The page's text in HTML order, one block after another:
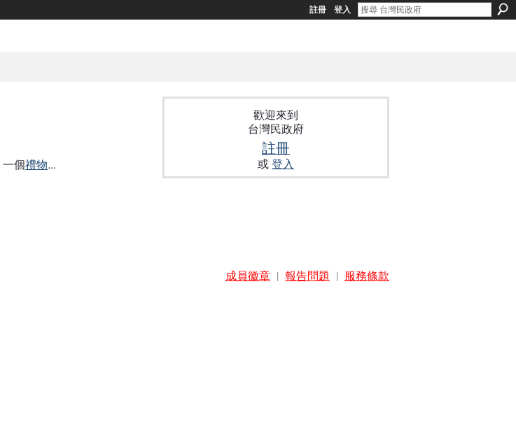
註冊 登入
一個禮物...
歡迎來到
台灣民政府
註冊
或登入
成員徽章 | 報告問題 | 服務條款